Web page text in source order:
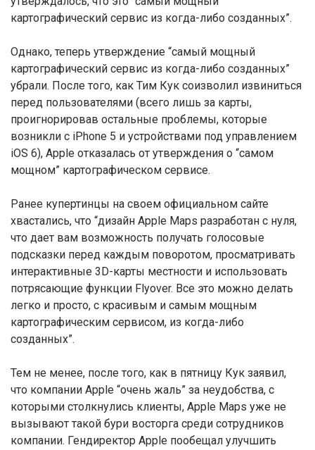
картографический сервис из когда-либо созданных”.
Однако, теперь утверждение “самый мощный
картографический сервис из когда-либо созданных”
убрали. После того, как Тим Кук соизволил извиниться
перед пользователями (всего лишь за карты,
проигнорировав остальные проблемы, которые
возникли с iPhone 5 и устройствами под управлением
iOS 6), Apple отказалась от утверждения о “самом
мощном” картографическом сервисе.
Ранее купертинцы на своем официальном сайте
хвастались, что “дизайн Apple Maps разработан с нуля,
что дает вам возможность получать голосовые
подсказки перед каждым поворотом, просматривать
интерактивные 3D-карты местности и использовать
потрясающие функции Flyover. Все это можно делать
легко и просто, с красивым и самым мощным
картографическим сервисом, из когда-либо
созданных”.
Тем не менее, после того, как в пятницу Кук заявил,
что компании Apple “очень жаль” за неудобства, с
которыми столкнулись клиенты, Apple Maps уже не
вызывают такой бури восторга среди сотрудников
компании. Гендиректор Apple пообещал улучшить